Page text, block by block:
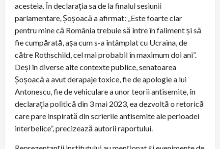
acesteia. În declarația sa de la finalul sesiunii
parlamentare, Șoșoacă a afirmat: „Este foarte clar
pentru mine că România trebuie să intre în faliment și să
fie cumpărată, așa cum s-a întâmplat cu Ucraina, de
către Rothschild, cel mai probabil în maximum doi ani”.
Deși în diverse alte contexte publice, senatoarea
Șoșoacă a avut derapaje toxice, fie de apologie a lui
Antonescu, fie de vehiculare a unor teorii antisemite, în
declarația politică din 3 mai 2023, ea dezvoltă o retorică
care pare inspirată din scrierile antisemite ale perioadei
interbelice”, precizează autorii raportului.